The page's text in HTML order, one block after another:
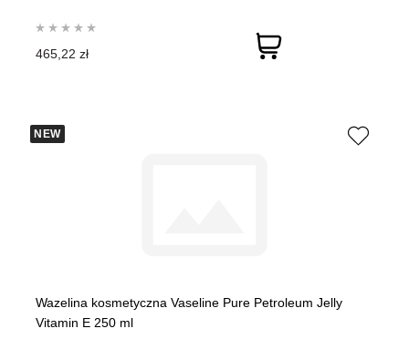
465,22 zł
NEW
Wazelina kosmetyczna Vaseline Pure Petroleum Jelly
Vitamin E 250 ml